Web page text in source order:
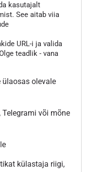
kasutajalt
See aitab viia
URL-i ja valida
teadlik - vana
ülaosas olevale
Telegrami või mõne
külastaja riigi,